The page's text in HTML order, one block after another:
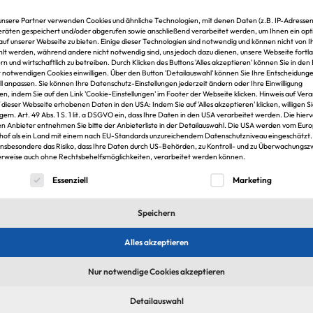
Corestate Capital fördert
Forschungsstelle am Remi
IZ 30.11.2024
Zum Artikel
Partner verwenden Cookies und ähnliche Technologien, mit denen Daten (z.B. IP-
gespeichert und/oder abgerufen sowie anschließend verarbeitet werden, um Ihnen ein
unserer Webseite zu bieten. Einige dieser Technologien sind notwendig und können nicht von
werden, während andere nicht notwendig sind, uns jedoch dazu dienen, unsere Webseite
und wirtschaftlich zu betreiben. Durch Klicken des Buttons 'Alles akzeptieren' können Sie in den
Cookies einwilligen. Über den Button 'Detailauswahl' können Sie Ihre
anpassen. Sie können Ihre Datenschutz-Einstellungen jederzeit ändern oder Ihre Einwilligung
indem Sie auf den Link 'Cookie-Einstellungen' im Footer der Webseite klicken. Hinweis auf
Webseite erhobenen Daten in den USA: Indem Sie auf 'Alles akzeptieren' klicken, willigen
Art. 49 Abs. 1 S. 1 lit. a DSGVO ein, dass Ihre Daten in den USA verarbeitet werden. Die
Anbieter entnehmen Sie bitte der Anbieterliste in der Detailauswahl. Die USA werden vom
als ein Land mit einem nach EU-Standards unzureichendem Datenschutzniveau eingeschätzt.
das Risiko, dass Ihre Daten durch US-Behörden, zu Kontroll- und zu
auch ohne Rechtsbehelfsmöglichkeiten, verarbeitet werden können.
eine Liste der Service-Gruppen, für die eine Einwilligung
Essenziell Marketing
Speichern
Alles akzeptieren
Nur notwendige Cookies akzeptieren
Detailauswahl